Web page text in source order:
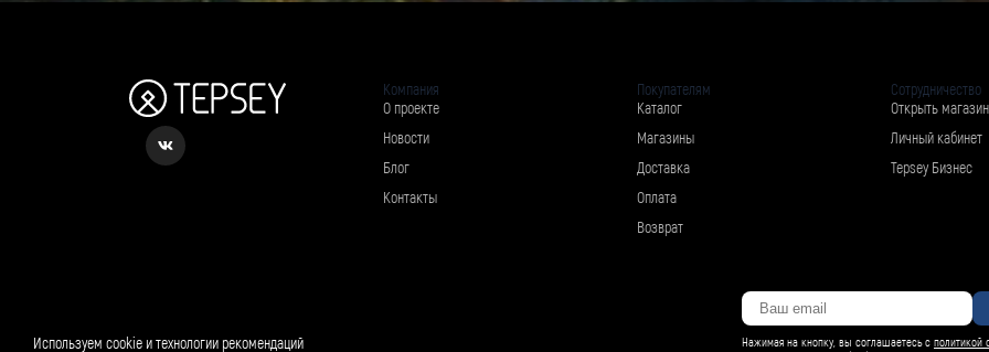
Компания
О проекте
Новости
Блог
Контакты
Покупателям
Каталог
Магазины
Доставка
Оплата
Возврат
Сотрудничество
Открыть магазин
Личный кабинет
Tepsey Бизнес
Рассылка о вкусном и полезном Нажимая на кнопку, вы соглашаетесь с политикой
Используем cookie и технологии рекомендаций